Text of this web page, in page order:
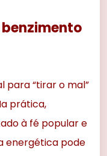
para “tirar o mal”
prática,
à fé popular e
energética pode